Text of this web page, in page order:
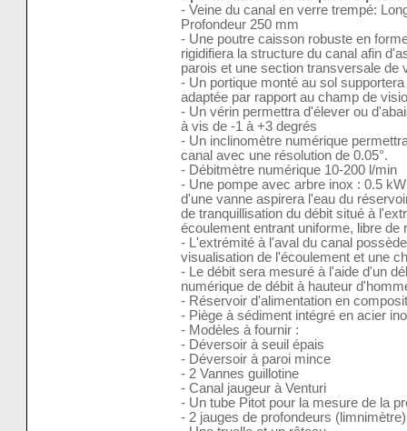
- Veine du canal en verre trempé:
Profondeur 250 mm
- Une poutre caisson robuste en
rigidifiera la structure du canal afin
parois et une section transversale de
- Un portique monté au sol
adaptée par rapport au champ de
- Un vérin permettra d'élever ou
à vis de -1 à +3 degrés
- Un inclinomètre numérique
canal avec une résolution de 0.05°.
- Débitmètre numérique 10-200 l/min
- Une pompe avec arbre inox : 0.5
d'une vanne aspirera l'eau du
de tranquillisation du débit situé à
écoulement entrant uniforme, libre de
- L'extrémité à l'aval du canal
visualisation de l'écoulement et une
- Le débit sera mesuré à l'aide d'un
numérique de débit à hauteur
- Réservoir d'alimentation en
- Piège à sédiment intégré en acier
- Modèles à fournir :
- Déversoir à seuil épais
- Déversoir à paroi mince
- 2 Vannes guillotine
- Canal jaugeur à Venturi
- Un tube Pitot pour la mesure de la
- 2 jauges de profondeurs (limnimètre)